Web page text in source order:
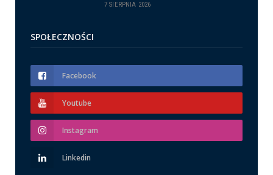
7 SIERPNIA 2026
SPOŁECZNOŚCI
Facebook
Youtube
Instagram
Linkedin